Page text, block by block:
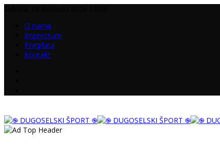
O nama
Impressum
Pretplata
Kontakt